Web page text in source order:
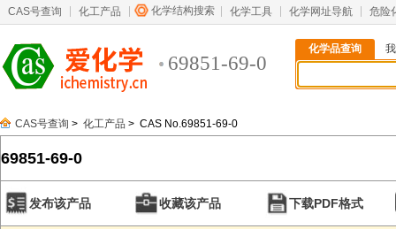
CAS号查询 化工产品 化学结构搜索 化学工具 化学网址导航 危险
69851-69-0
化学品查询
CAS号查询 > 化工产品 > CAS No.69851-69-0
69851-69-0
发布该产品 收藏该产品 下载PDF格式